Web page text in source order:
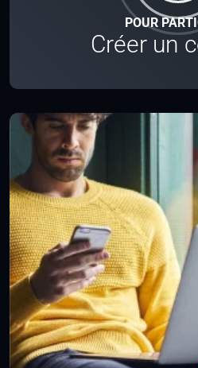
POUR
Créer un